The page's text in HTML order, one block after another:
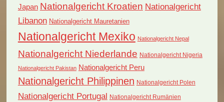
Japan Nationalgericht Kroatien Nationalgericht
Libanon Nationalgericht Mauretanien
Nationalgericht Mexiko Nationalgericht Nepal
Nationalgericht Niederlande Nationalgericht Nigeria
Nationalgericht Pakistan Nationalgericht Peru
Nationalgericht Philippinen Nationalgericht Polen
Nationalgericht Portugal Nationalgericht Rumänien